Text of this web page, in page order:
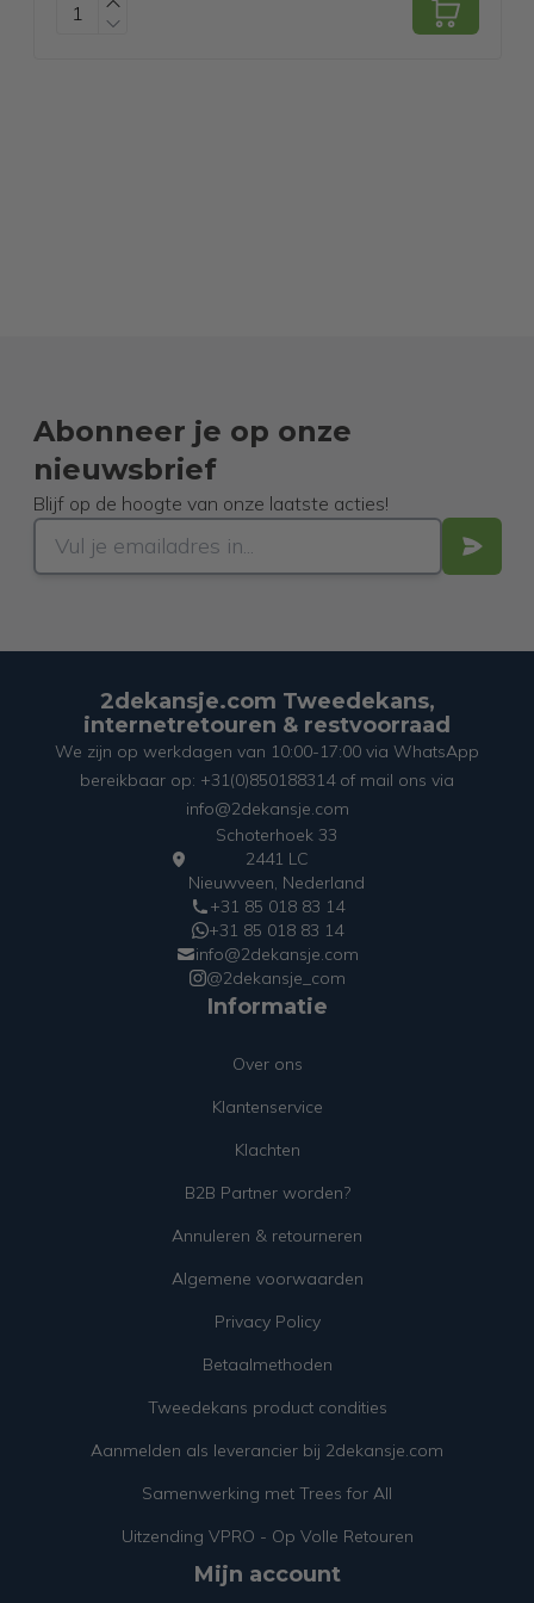
Abonneer je op onze
nieuwsbrief
Blijf op de hoogte van onze laatste acties!
2dekansje.com Tweedekans,
internetretouren & restvoorraad
We zijn op werkdagen van 10:00-17:00 via WhatsApp
bereikbaar op: +31(0)850188314 of mail ons via
info@2dekansje.com
Schoterhoek 33
2441 LC
Nieuwveen, Nederland
+31 85 018 83 14
+31 85 018 83 14
info@2dekansje.com
@2dekansje_com
Informatie
Over ons
Klantenservice
Klachten
B2B Partner worden?
Annuleren & retourneren
Algemene voorwaarden
Privacy Policy
Betaalmethoden
Tweedekans product condities
Aanmelden als leverancier bij 2dekansje.com
Samenwerking met Trees for All
Uitzending VPRO - Op Volle Retouren
Mijn account